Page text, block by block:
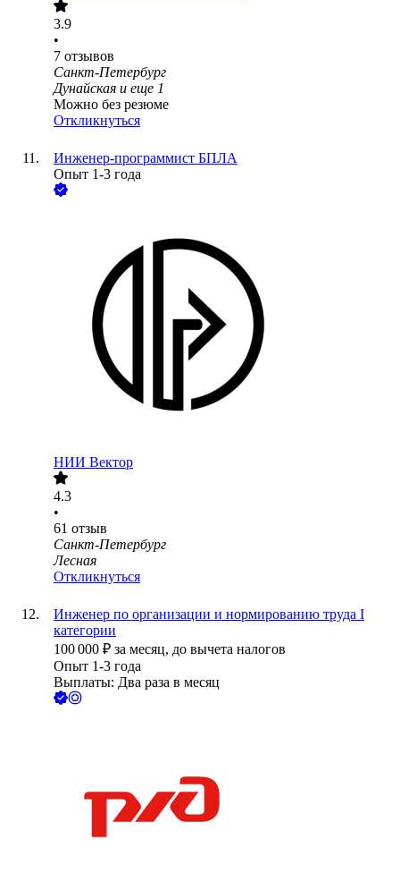
3.9
•
7 отзывов
Санкт-Петербург
Дунайская и еще 1
Можно без резюме
Откликнуться
Инженер-программист БПЛА
Опыт 1-3 года
НИИ Вектор
4.3
•
61 отзыв
Санкт-Петербург
Лесная
Откликнуться
Инженер по организации и нормированию труда I
категории
100 000 ₽ за месяц, до вычета налогов
Опыт 1-3 года
Выплаты: Два раза в месяц